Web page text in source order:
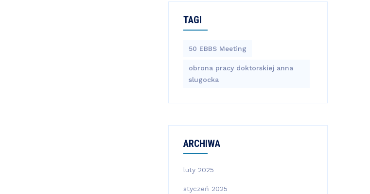
TAGI
50 EBBS Meeting
obrona pracy doktorskiej anna
slugocka
ARCHIWA
luty 2025
styczeń 2025